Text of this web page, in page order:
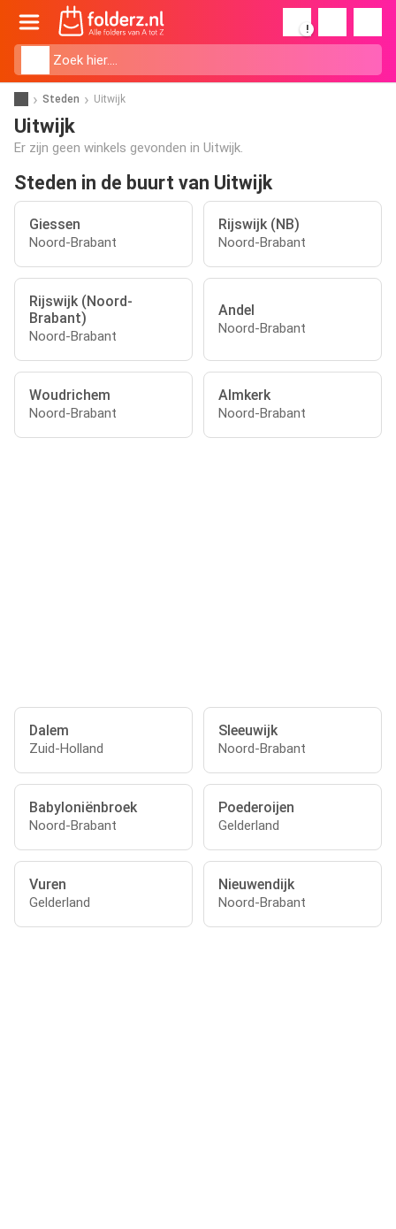
!
Steden Uitwijk
Uitwijk
Er zijn geen winkels gevonden in Uitwijk.
Steden in de buurt van Uitwijk
Giessen
Noord-Brabant
Rijswijk (NB)
Noord-Brabant
Rijswijk (Noord-
Brabant)
Noord-Brabant
Andel
Noord-Brabant
Woudrichem
Noord-Brabant
Almkerk
Noord-Brabant
Dalem
Zuid-Holland
Sleeuwijk
Noord-Brabant
Babyloniënbroek
Noord-Brabant
Poederoijen
Gelderland
Vuren
Gelderland
Nieuwendijk
Noord-Brabant